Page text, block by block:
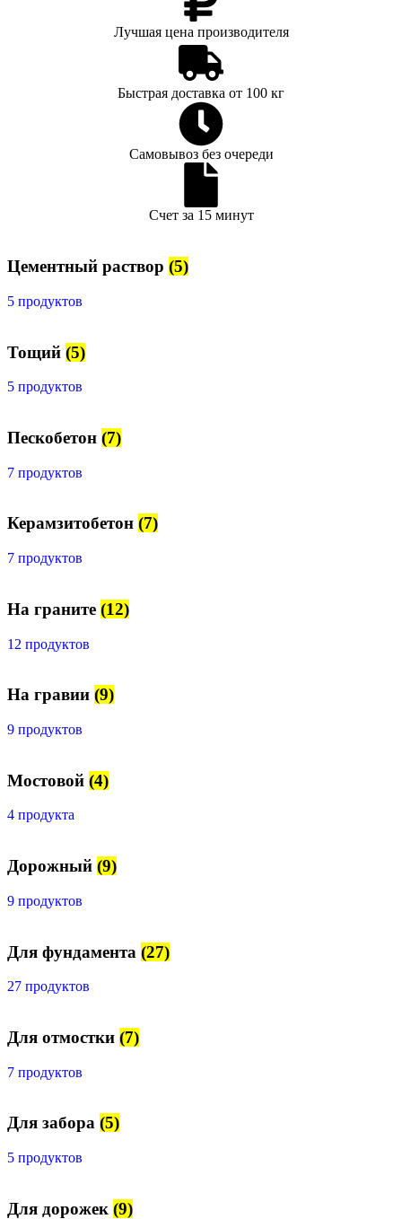
Лучшая цена производителя
Быстрая доставка от 100 кг
Самовывоз без очереди
Счет за 15 минут
Цементный раствор (5)
5 продуктов
Тощий (5)
5 продуктов
Пескобетон (7)
7 продуктов
Керамзитобетон (7)
7 продуктов
На граните (12)
12 продуктов
На гравии (9)
9 продуктов
Мостовой (4)
4 продукта
Дорожный (9)
9 продуктов
Для фундамента (27)
27 продуктов
Для отмостки (7)
7 продуктов
Для забора (5)
5 продуктов
Для дорожек (9)